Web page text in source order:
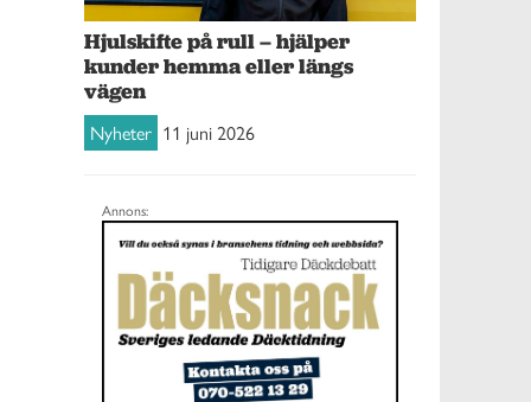
Hjulskifte på rull – hjälper
kunder hemma eller längs
vägen
Nyheter 11 juni 2026
Annons: